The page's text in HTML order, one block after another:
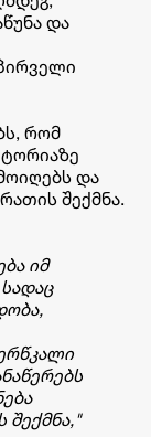
და
რომ
და
შექმნა.
იმ